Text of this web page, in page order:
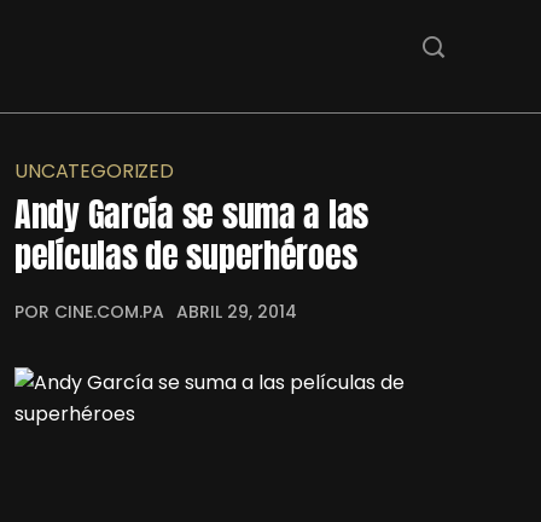
UNCATEGORIZED
Andy García se suma a las
películas de superhéroes
POR CINE.COM.PA ABRIL 29, 2014